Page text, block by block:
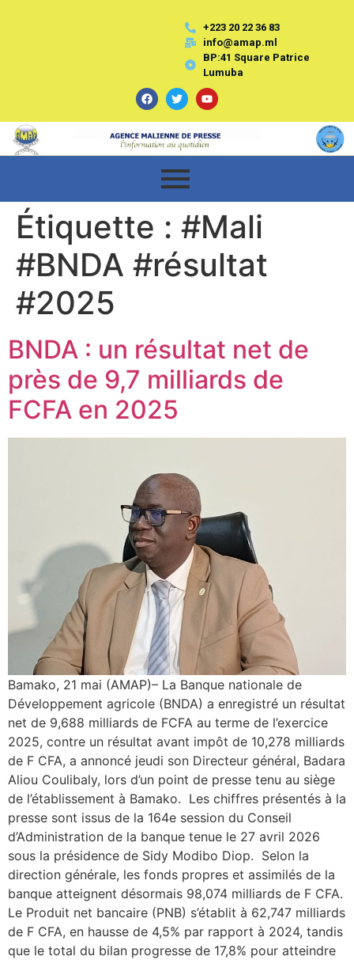
+223 20 22 36 83
info@amap.ml
BP:41 Square Patrice
Lumuba
Étiquette : #Mali
#BNDA #résultat
#2025
BNDA : un résultat net de
près de 9,7 milliards de
FCFA en 2025
Bamako, 21 mai (AMAP)– La Banque nationale de
Développement agricole (BNDA) a enregistré un résultat
net de 9,688 milliards de FCFA au terme de l’exercice
2025, contre un résultat avant impôt de 10,278 milliards
de F CFA, a annoncé jeudi son Directeur général, Badara
Aliou Coulibaly, lors d’un point de presse tenu au siège
de l’établissement à Bamako. ‎ ‎Les chiffres présentés à la
presse sont issus de la 164e session du Conseil
d’Administration de la banque tenue le 27 avril 2026
sous la présidence de Sidy Modibo Diop. ‎ ‎Selon la
direction générale, les fonds propres et assimilés de la
banque atteignent désormais 98,074 milliards de F CFA.
Le Produit net bancaire (PNB) s’établit à 62,747 milliards
de F CFA, en hausse de 4,5% par rapport à 2024, tandis
que le total du bilan progresse de 17,8% pour atteindre